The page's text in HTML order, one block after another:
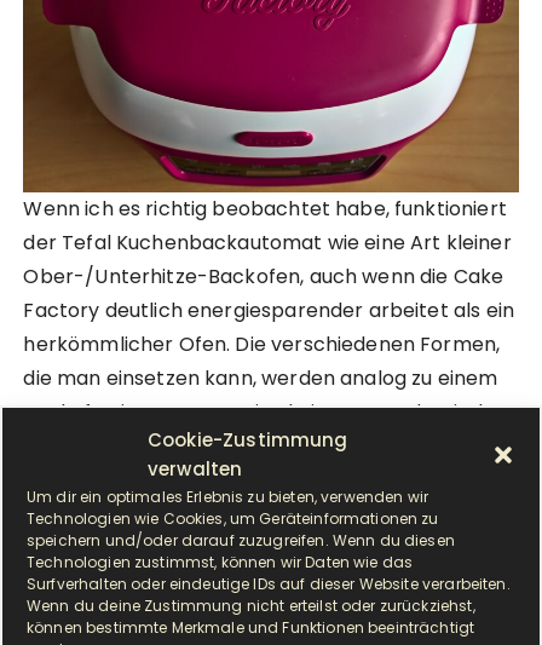
Cookie-Zustimmung
verwalten
Um dir ein optimales Erlebnis zu bieten, verwenden wir
Technologien wie Cookies, um Geräteinformationen zu
speichern und/oder darauf zuzugreifen. Wenn du diesen
Technologien zustimmst, können wir Daten wie das
Surfverhalten oder eindeutige IDs auf dieser Website verarbeiten.
Wenn du deine Zustimmung nicht erteilst oder zurückziehst,
können bestimmte Merkmale und Funktionen beeinträchtigt
Wenn ich es richtig beobachtet habe, funktioniert
der Tefal Kuchenbackautomat wie eine Art kleiner
Ober-/Unterhitze-Backofen, auch wenn die Cake
Factory deutlich energiesparender arbeitet als ein
herkömmlicher Ofen. Die verschiedenen Formen,
die man einsetzen kann, werden analog zu einem
Backofen im unteren Drittel eingesetzt, damit der
Kuchen besonders saftig und fluffig wird.
Backwaren bekommen so von unten mehr Bräune
als von oben. Der Kuchenbackautomat ist zwar auf
Kuchen spezialisiert und Tefal gibt auch nur für
Kuchen Service in Form einer App mit über 200
Rezepten an die Hand, aber natürlich lassen sich